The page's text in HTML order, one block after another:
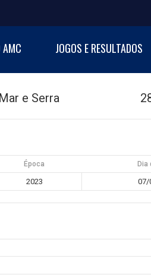
BASKETBALL CUP
de Minibasquetebol
AMC JOGOS E RESULTADOS
e Serra
Época Dia
2023 07/